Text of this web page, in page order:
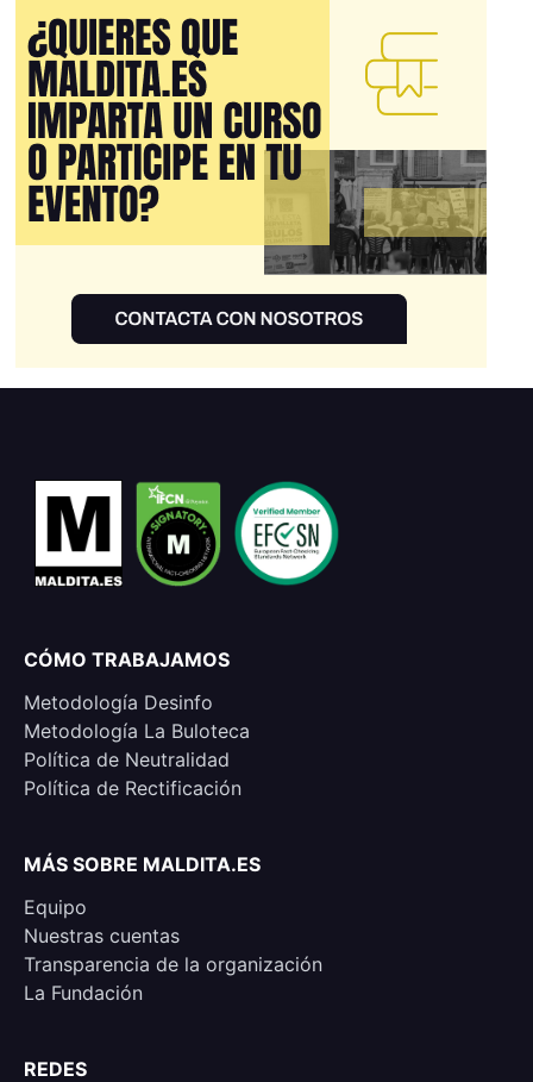
CÓMO TRABAJAMOS
Metodología Desinfo
Metodología La Buloteca
Política de Neutralidad
Política de Rectificación
MÁS SOBRE MALDITA.ES
Equipo
Nuestras cuentas
Transparencia de la organización
La Fundación
REDES